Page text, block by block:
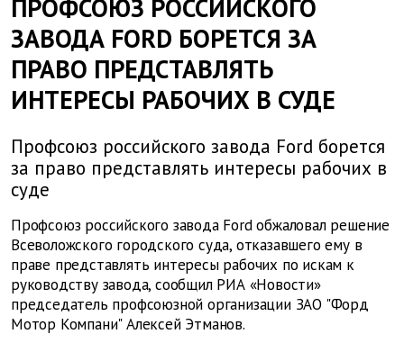
ПРОФСОЮЗ РОССИЙСКОГО
ЗАВОДА FORD БОРЕТСЯ ЗА
ПРАВО ПРЕДСТАВЛЯТЬ
ИНТЕРЕСЫ РАБОЧИХ В СУДЕ
Профсоюз российского завода Ford борется
за право представлять интересы рабочих в
суде
Профсоюз российского завода Ford обжаловал решение
Всеволожского городского суда, отказавшего ему в
праве представлять интересы рабочих по искам к
руководству завода, сообщил РИА «Новости»
председатель профсоюзной организации ЗАО "Форд
Мотор Компани" Алексей Этманов.